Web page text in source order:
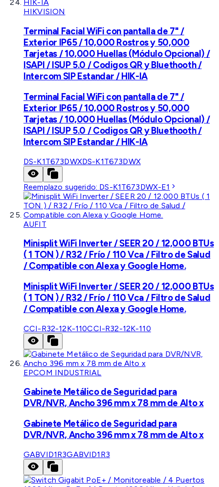
HIKVISION
Terminal Facial WiFi con pantalla de 7" /
Exterior IP65 / 10,000 Rostros y 50,000
Tarjetas / 10,000 Huellas (Módulo Opcional) /
ISAPI / ISUP 5.0 / Codigos QR y Bluethooth /
Intercom SIP Estandar / HIK-IA
Terminal Facial WiFi con pantalla de 7" /
Exterior IP65 / 10,000 Rostros y 50,000
Tarjetas / 10,000 Huellas (Módulo Opcional) /
ISAPI / ISUP 5.0 / Codigos QR y Bluethooth /
Intercom SIP Estandar / HIK-IA
DS-K1T673DWXDS-K1T673DWX
Reemplazo sugerido: DS-K1T673DWX-E1
AUFIT
Minisplit WiFi Inverter / SEER 20 / 12,000 BTUs
( 1 TON ) / R32 / Frío / 110 Vca / Filtro de Salud
/ Compatible con Alexa y Google Home.
Minisplit WiFi Inverter / SEER 20 / 12,000 BTUs
( 1 TON ) / R32 / Frío / 110 Vca / Filtro de Salud
/ Compatible con Alexa y Google Home.
CCI-R32-12K-110CCI-R32-12K-110
EPCOM INDUSTRIAL
Gabinete Metálico de Seguridad para
DVR/NVR, Ancho 396 mm x 78 mm de Alto x
Gabinete Metálico de Seguridad para
DVR/NVR, Ancho 396 mm x 78 mm de Alto x
GABVID1R3GABVID1R3